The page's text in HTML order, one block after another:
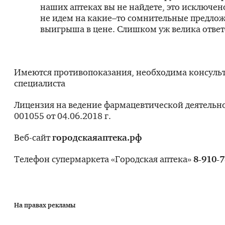
наших аптеках вы не найдете, это
не идем на какие–то сомнительные
выигрыша в цене. Слишком уж велика
Имеются противопоказания, необходима
специалиста
Лицензия на ведение фармацевтической
001055 от 04.06.2018 г.
Веб-сайтгородскаяаптека.рф
Телефон супермаркета «Городская аптека»8-910-
На правах рекламы